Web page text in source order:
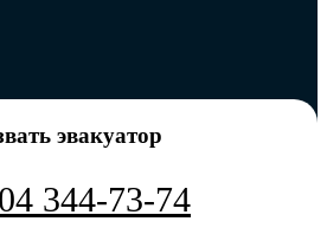
эвакуатор
344-73-74